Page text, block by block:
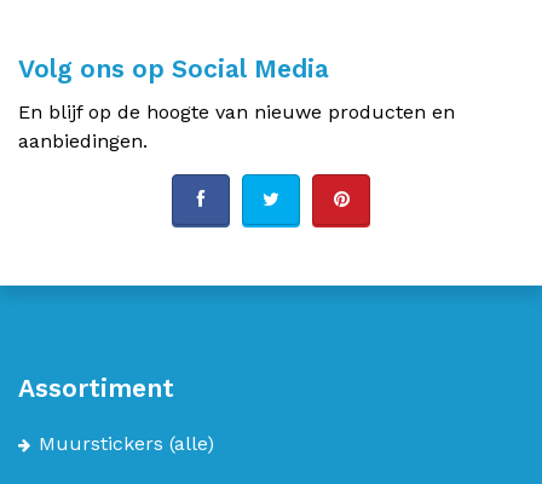
Volg ons op Social Media
En blijf op de hoogte van nieuwe producten en
aanbiedingen.
Assortiment
Muurstickers (alle)